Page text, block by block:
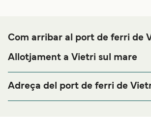
Com arribar al port de ferri de
Allotjament a Vietri sul mare
prop del port de ferri de Vietri sul mare o
allotjament durant tota la teva estada,
Adreça del port de ferri de